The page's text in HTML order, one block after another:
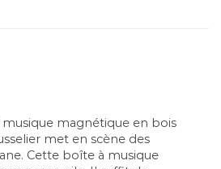
magnétique en bois
met en scène des
Cette boîte à musique